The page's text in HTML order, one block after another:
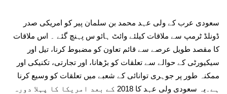
سعودی عرب کے ولی عہد محمد بن سلمان پیر کو امریکی صدر
ڈونلڈ ٹرمپ سے ملاقات کیلئے وائٹ ہائو س پہنچ گئے ۔ اس ملاقات
کا مقصد طویل عرصے سے قائم تعاون کو مضبوط کرنا، تیل اور
سیکیورٹی کے حوالے سے تعلقات کو بڑھانا، اور تجارتی، تکنیکی اور
ممکنہ طور پر جوہری توانائی کے شعبے میں تعلقات کو وسیع کرنا
ہے۔یہ سعودی ولی عہد کا 2018 کے بعد امریکا کا پہلا دورہ